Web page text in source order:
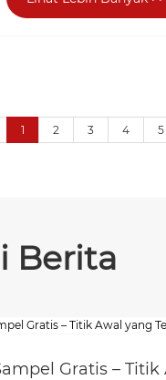
1 2 3 4 5
Berita